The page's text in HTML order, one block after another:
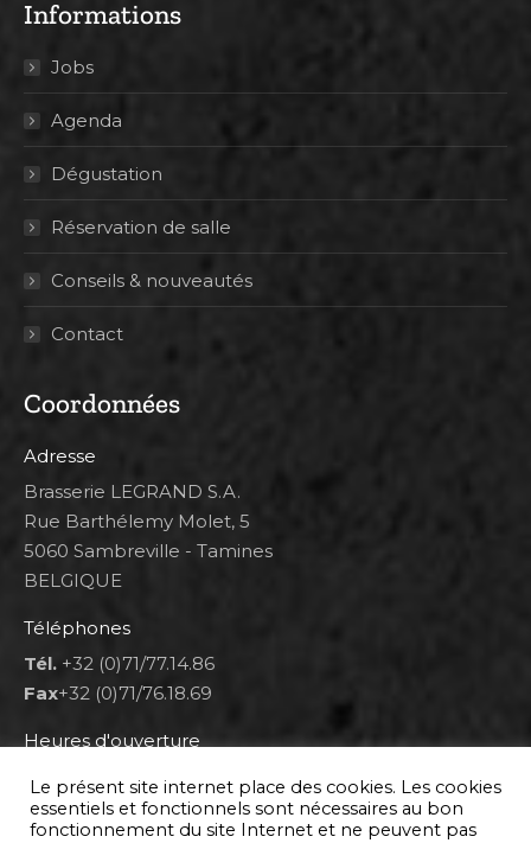
Informations
Jobs
Agenda
Dégustation
Réservation de salle
Conseils & nouveautés
Contact
Coordonnées
Adresse
Brasserie LEGRAND S.A.
Rue Barthélemy Molet, 5
5060 Sambreville - Tamines
BELGIQUE
Téléphones
Tél. +32 (0)71/77.14.86
Fax+32 (0)71/76.18.69
Heures d'ouverture
Lun 8h00-12h00 et 12h30-14h30
Mar au ven 8h00-12h00 et 12h30-17h00
Sam 9h00-16h00
Le présent site internet place des cookies. Les cookies
essentiels et fonctionnels sont nécessaires au bon
fonctionnement du site Internet et ne peuvent pas